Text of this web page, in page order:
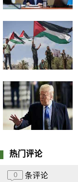
热门评论
0 条评论